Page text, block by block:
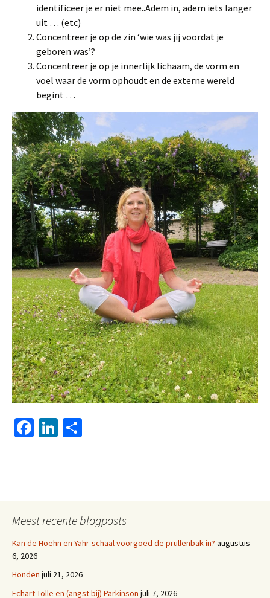
identificeer je er niet mee..Adem in, adem iets langer
uit … (etc)
Concentreer je op de zin ‘wie was jij voordat je
geboren was’?
Concentreer je op je innerlijk lichaam, de vorm en
voel waar de vorm ophoudt en de externe wereld
begint …
Fa
k
Li
Meest recente blogposts
Kan de Hoehn en Yahr-schaal voorgoed de prullenbak in? augustus
6, 2026
Honden juli 21, 2026
Echart Tolle en (angst bij) Parkinson juli 7, 2026